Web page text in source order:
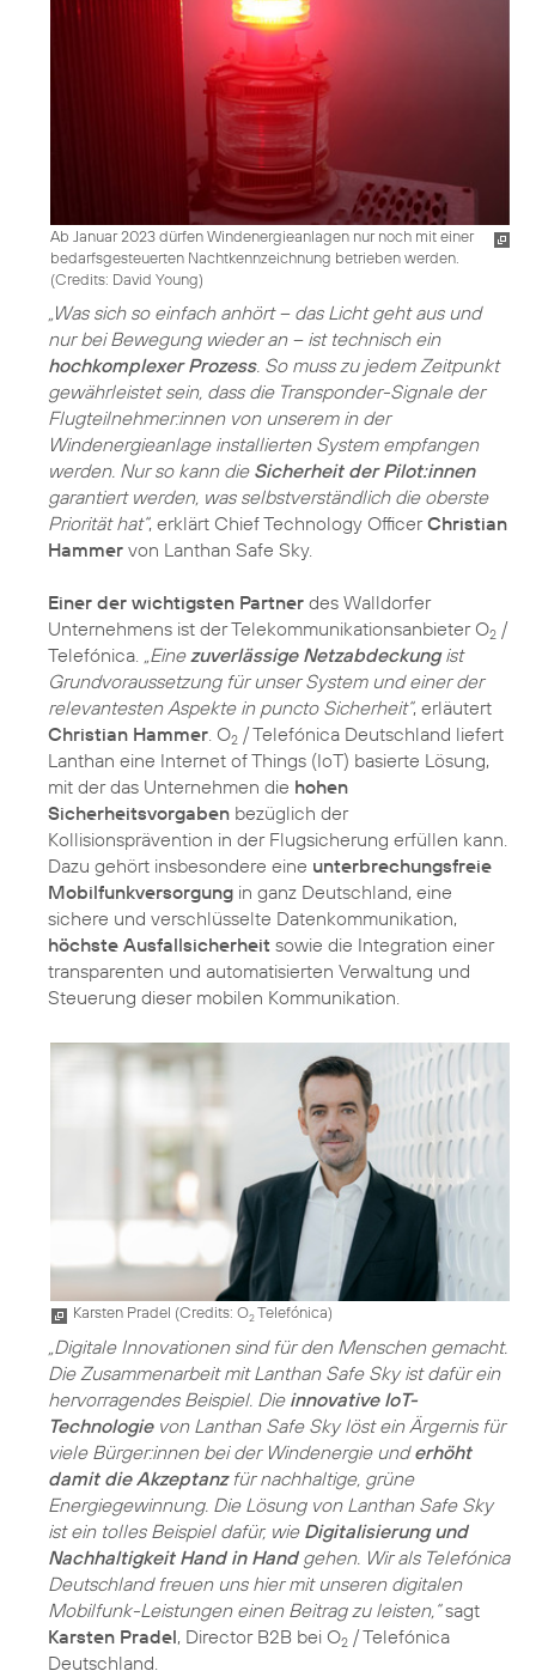
Ab Januar 2023 dürfen Windenergieanlagen nur noch mit einer
bedarfsgesteuerten Nachtkennzeichnung betrieben werden.
(Credits: David Young)
„Was sich so einfach anhört – das Licht geht aus und
nur bei Bewegung wieder an – ist technisch ein
hochkomplexer Prozess. So muss zu jedem Zeitpunkt
gewährleistet sein, dass die Transponder-Signale der
Flugteilnehmer:innen von unserem in der
Windenergieanlage installierten System empfangen
werden. Nur so kann die Sicherheit der Pilot:innen
garantiert werden, was selbstverständlich die oberste
Priorität hat“, erklärt Chief Technology OfficerChristian
Hammer von Lanthan Safe Sky.
Einer der wichtigsten Partner des Walldorfer
Unternehmens ist der Telekommunikationsanbieter O2 /
Telefónica.
„Eine zuverlässige Netzabdeckungist
Grundvoraussetzung für unser System und einer der
relevantesten Aspekte in puncto Sicherheit“, erläutert
Christian Hammer . O2 / Telefónica Deutschland liefert
Lanthan eine Internet of Things (IoT) basierte Lösung,
mit der das Unternehmen die hohen
Sicherheitsvorgaben bezüglich der
Kollisionsprävention in der Flugsicherung erfüllen kann.
Dazu gehört insbesondere eine unterbrechungsfreie
Mobilfunkversorgung in ganz Deutschland, eine
sichere und verschlüsselte Datenkommunikation,
höchste Ausfallsicherheit sowie die Integration einer
transparenten und automatisierten Verwaltung und
Steuerung dieser mobilen Kommunikation.
Karsten Pradel (Credits: O2Telefónica)
„Digitale Innovationen sind für den Menschen gemacht.
Die Zusammenarbeit mit Lanthan Safe Sky ist dafür ein
hervorragendes Beispiel. Die innovative IoT-
Technologievon Lanthan Safe Sky löst ein Ärgernis für
viele Bürger:innen bei der Windenergie underhöht
damit die Akzeptanzfür nachhaltige, grüne
Energiegewinnung. Die Lösung von Lanthan Safe Sky
ist ein tolles Beispiel dafür, wie Digitalisierung und
Nachhaltigkeit Hand in Handgehen. Wir als Telefónica
Deutschland freuen uns hier mit unseren digitalen
Mobilfunk-Leistungen einen Beitrag zu leisten,“sagt
Karsten Pradel, Director B2B bei O2 / Telefónica
Deutschland.